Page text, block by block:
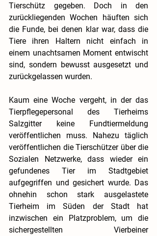
Tierschütz gegeben. Doch in den
zurückliegenden Wochen häuften sich
die Funde, bei denen klar war, dass die
Tiere ihren Haltern nicht einfach in
einem unachtsamen Moment entwischt
sind, sondern bewusst ausgesetzt und
zurückgelassen wurden.
Kaum eine Woche vergeht, in der das
Tierpflegepersonal des Tierheims
Salzgitter keine Fundtiermeldung
veröffentlichen muss. Nahezu täglich
veröffentlichen die Tierschützer über die
Sozialen Netzwerke, dass wieder ein
gefundenes Tier im Stadtgebiet
aufgegriffen und gesichert wurde. Das
ohnehin schon stark ausgelastete
Tierheim im Süden der Stadt hat
inzwischen ein Platzproblem, um die
sichergestellten Vierbeiner